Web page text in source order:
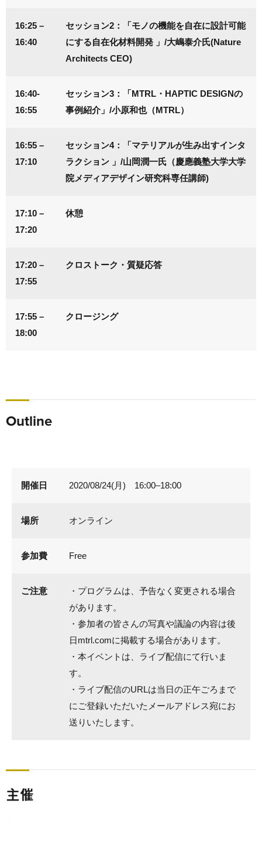
16:25 –
16:40
セッション2：「モノの機能を自在に設計可能
にする自在化材料開発 」/大嶋泰介氏(Nature
Architects CEO)
16:40-
16:55
セッション3：「MTRL・HAPTIC DESIGNの
事例紹介」/小原和也（MTRL）
16:55 –
17:10
セッション4：「マテリアルが生み出すインタ
ラクション 」/山岡潤一氏（慶應義塾大学大学
院メディアデザイン研究科専任講師)
17:10 –
17:20
休憩
17:20 –
17:55
クロストーク・質疑応答
17:55 –
18:00
クロージング
Outline
開催日 2020/08/24(月) 16:00–18:00
場所 オンライン
参加費 Free
ご注意
・プログラムは、予告なく変更される場合
があります。
・参加者の皆さんの写真や議論の内容は後
日mtrl.comに掲載する場合があります。
・本イベントは、ライブ配信にて行いま
す。
・ライブ配信のURLは当日の正午ごろまで
にご登録いただいたメールアドレス宛にお
送りいたします。
主催